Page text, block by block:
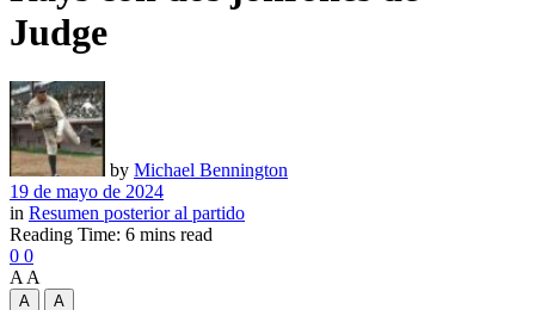
Judge
by Michael Bennington
19 de mayo de 2024
in Resumen posterior al partido
Reading Time: 6 mins read
0 0
A A
A
A